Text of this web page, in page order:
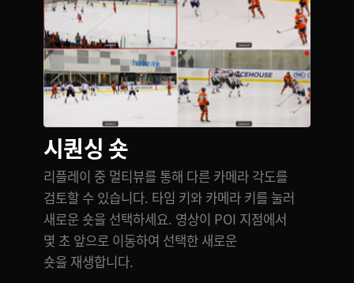
시퀀싱 숏
리플레이 중 멀티뷰를 통해 다른 카메라 각도를
검토할 수 있습니다. 타임 키와 카메라 키를 눌러
새로운 숏을 선택하세요. 영상이 POI 지점에서
몇 초 앞으로 이동하여 선택한 새로운
숏을 재생합니다.